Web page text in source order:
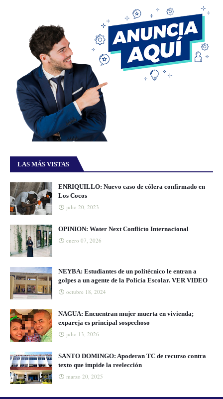
LAS MÁS VISTAS
ENRIQUILLO: Nuevo caso de cólera confirmado en
Los Cocos
julio 20, 2023
OPINION: Water Next Conflicto Internacional
enero 07, 2026
NEYBA: Estudiantes de un politécnico le entran a
golpes a un agente de la Policía Escolar. VER VIDEO
octubre 18, 2024
NAGUA: Encuentran mujer muerta en vivienda;
expareja es principal sospechoso
julio 13, 2026
SANTO DOMINGO: Apoderan TC de recurso contra
texto que impide la reelección
marzo 20, 2025